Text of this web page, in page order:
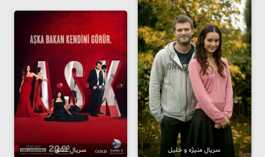
سریال منیژه و خلیل سریال عشق